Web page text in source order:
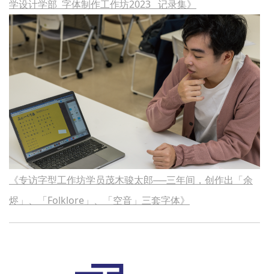
学设计学部 字体制作工作坊2023 记录集》
《专访字型工作坊学员茂木骏太郎──三年间，创作出「余
烬」、「Folklore」、「空音」三套字体》